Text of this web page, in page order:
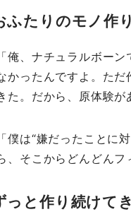
ふたりのモノ作
「俺、ナチュラルボー
かったんですよ。た
た。だから、原体験が
「僕は“嫌だったことに
、そこからどんどんフ
っと作り続けて